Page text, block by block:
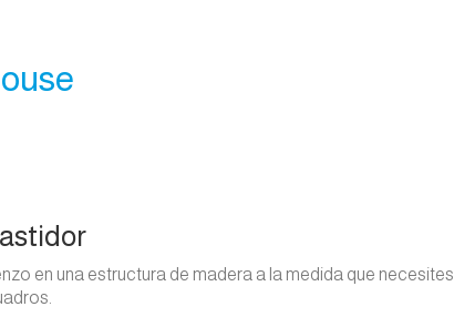
en una estructura de madera a la medida que necesites